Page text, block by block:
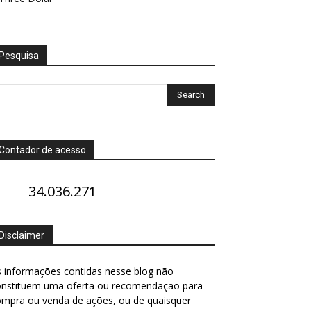
Pesquisa
de acesso
34.036.271
Disclaimer
informações contidas nesse blog não
uma oferta ou recomendação para
ou venda de ações, ou de quaisquer